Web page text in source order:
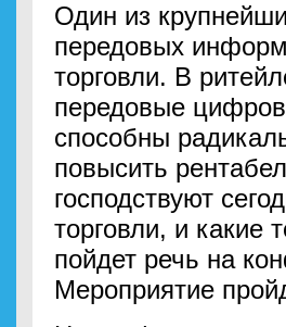
Один из
передовых
торговли. В
передовые
способны
повысить
господствуют
торговли, и какие
пойдет речь на
Мероприятие